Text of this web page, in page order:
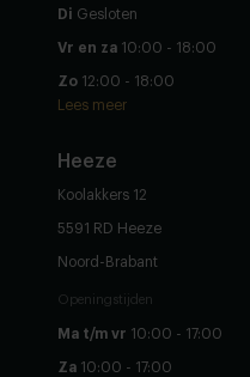
Di Gesloten
Vr en za 10:00 - 18:00
Zo 12:00 - 18:00
Lees meer
Heeze
Koolakkers 12
5591 RD Heeze
Noord-Brabant
Openingstijden
Ma t/m vr 10:00 - 17:00
Za 10:00 - 17:00